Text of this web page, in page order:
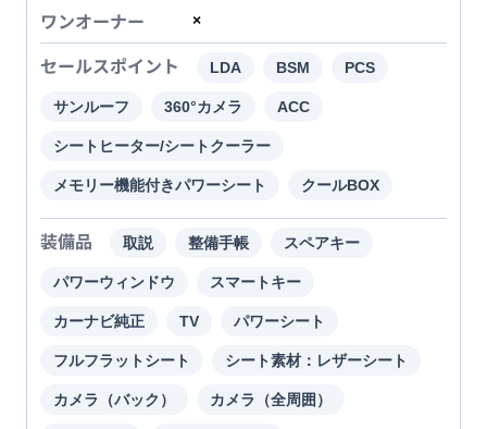
ワンオーナー ×
セールスポイント LDA BSM PCS
サンルーフ 360°カメラ ACC
シートヒーター/シートクーラー
メモリー機能付きパワーシート クールBOX
装備品 取説 整備手帳 スペアキー
パワーウィンドウ スマートキー
カーナビ純正 TV パワーシート
フルフラットシート シート素材：レザーシート
カメラ（バック） カメラ（全周囲）